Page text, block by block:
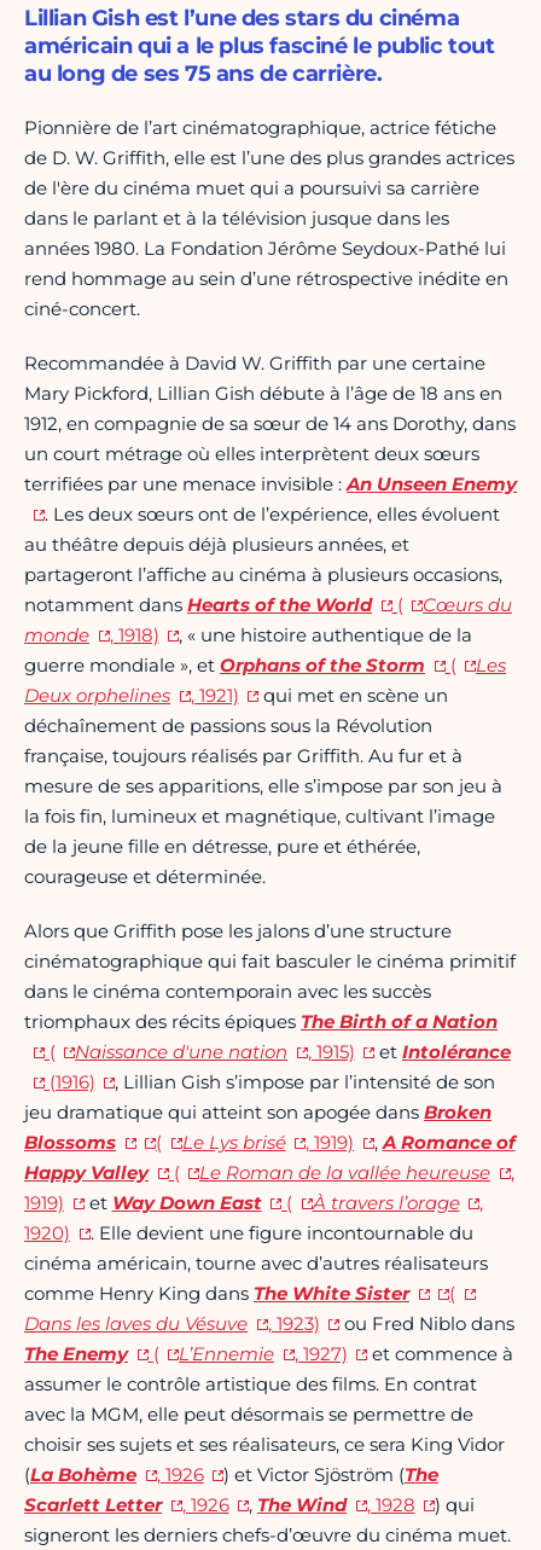
Lillian Gish est l’une des stars du cinéma
américain qui a le plus fasciné le public tout
au long de ses 75 ans de carrière.
Pionnière de l’art cinématographique, actrice fétiche
de D. W. Griffith, elle est l’une des plus grandes actrices
de l'ère du cinéma muet qui a poursuivi sa carrière
dans le parlant et à la télévision jusque dans les
années 1980. La Fondation Jérôme Seydoux-Pathé lui
rend hommage au sein d’une rétrospective inédite en
ciné-concert.
Recommandée à David W. Griffith par une certaine
Mary Pickford, Lillian Gish débute à l’âge de 18 ans en
1912, en compagnie de sa sœur de 14 ans Dorothy, dans
un court métrage où elles interprètent deux sœurs
terrifiées par une menace invisible :An Unseen Enemy
. Les deux sœurs ont de l’expérience, elles évoluent
au théâtre depuis déjà plusieurs années, et
partageront l’affiche au cinéma à plusieurs occasions,
notamment dans Hearts of the World (
Cœurs du
monde
, 1918)
, « une histoire authentique de la
guerre mondiale », et Orphans of the Storm (
Les
Deux orphelines
, 1921)
qui met en scène un
déchaînement de passions sous la Révolution
française, toujours réalisés par Griffith. Au fur et à
mesure de ses apparitions, elle s’impose par son jeu à
la fois fin, lumineux et magnétique, cultivant l’image
de la jeune fille en détresse, pure et éthérée,
courageuse et déterminée.
Alors que Griffith pose les jalons d’une structure
cinématographique qui fait basculer le cinéma primitif
dans le cinéma contemporain avec les succès
triomphaux des récits épiques The Birth of a Nation
(
Naissance d'une nation , 1915) et Intolérance
(1916)
, Lillian Gish s’impose par l’intensité de son
jeu dramatique qui atteint son apogée dans Broken
Blossoms
( Le Lys brisé , 1919) ,A Romance of
Happy Valley
( Le Roman de la vallée heureuse
,
1919)
et Way Down East ( À travers l’orage
,
1920)
. Elle devient une figure incontournable du
cinéma américain, tourne avec d’autres réalisateurs
comme Henry King dans The White Sister
(
Dans les laves du Vésuve
, 1923)
ou Fred Niblo dans
The Enemy
( L’Ennemie , 1927)
et commence à
assumer le contrôle artistique des films. En contrat
avec la MGM, elle peut désormais se permettre de
choisir ses sujets et ses réalisateurs, ce sera King Vidor
(La Bohème , 1926 ) et Victor Sjöström (The
Scarlett Letter
, 1926 , The Wind , 1928
) qui
signeront les derniers chefs-d’œuvre du cinéma muet.